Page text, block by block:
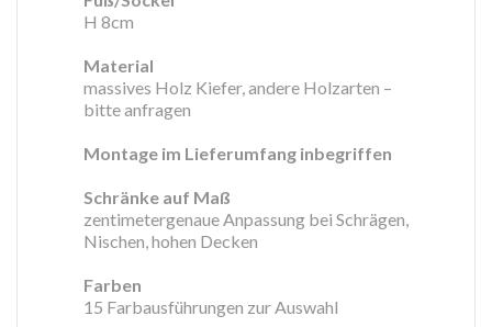
H 8cm
Material
massives Holz Kiefer, andere Holzarten –
bitte anfragen
Montage im Lieferumfang inbegriffen
Schränke auf Maß
zentimetergenaue Anpassung bei Schrägen,
Nischen, hohen Decken
Farben
15 Farbausführungen zur Auswahl